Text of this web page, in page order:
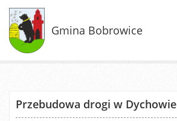
Gmina Bobrowice
Przebudowa drogi w Dychowie